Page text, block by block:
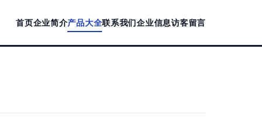
首页企业简介产品大全联系我们企业信息访客留言